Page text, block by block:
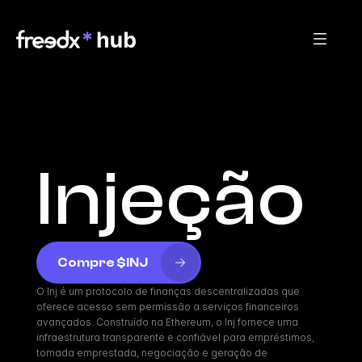
Injeção
Compre $INJ
O Inj é um protocolo de finanças descentralizadas que
oferece acesso sem permissão a serviços financeiros
avançados. Construído na Ethereum, o Inj fornece uma
infraestrutura transparente e confiável para empréstimos,
tomada emprestada, negociação e geração de